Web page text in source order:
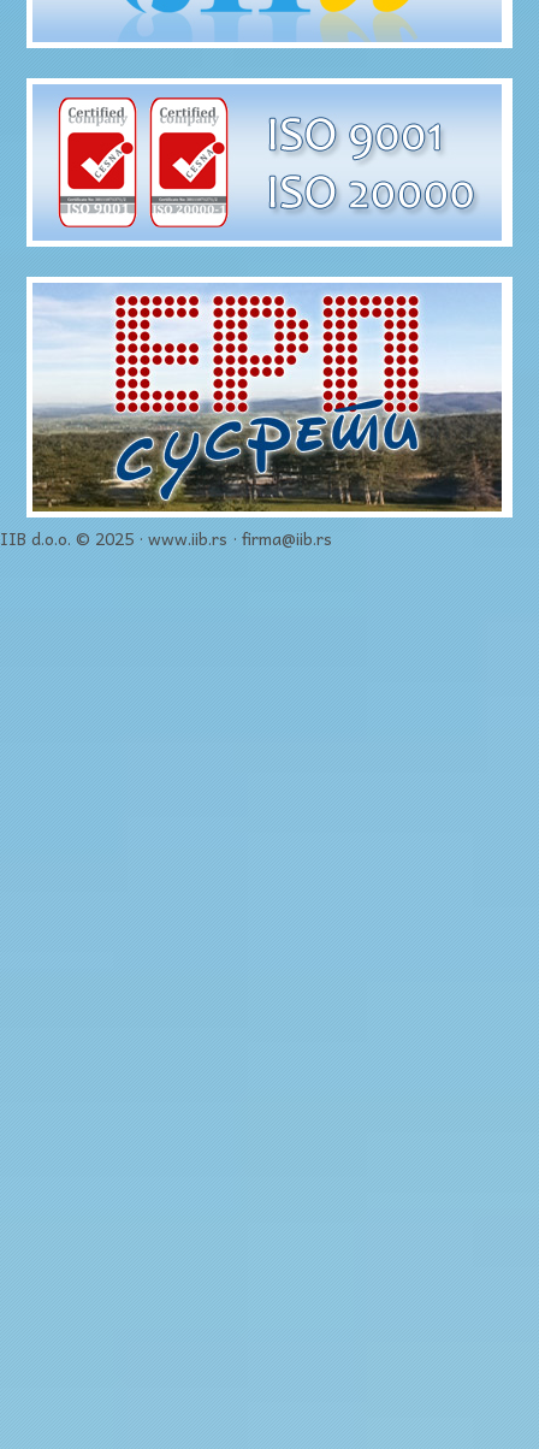
IIB d.o.o. © 2025 · www.iib.rs · firma@iib.rs